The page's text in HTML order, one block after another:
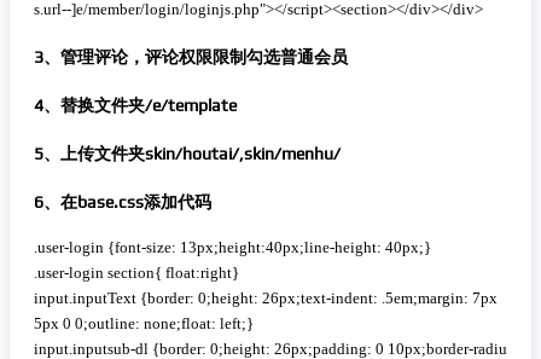
s.url--]e/member/login/loginjs.php"></script><section></div></div>
3、管理评论，评论权限限制勾选普通会员
4、替换文件夹/e/template
5、上传文件夹skin/houtai/,skin/menhu/
6、在base.css添加代码
.user-login {font-size: 13px;height:40px;line-height: 40px;}
.user-login section{ float:right}
input.inputText {border: 0;height: 26px;text-indent: .5em;margin: 7px
5px 0 0;outline: none;float: left;}
input.inputsub-dl {border: 0;height: 26px;padding: 0 10px;border-radiu